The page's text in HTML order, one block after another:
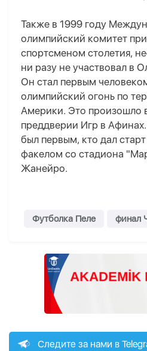
Также в 1999 году
олимпийский комитет
спортсменом столетия,
ни разу не участвовал в
Он стал первым
олимпийский огонь по
Америки. Это произошло
преддверии Игр в
был первым, кто дал
факелом со стадиона
Жанейро.
Футболка Пеле финал
Следите за нами в